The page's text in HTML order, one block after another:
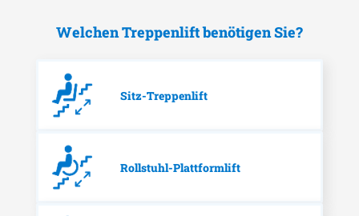
Welchen Treppenlift benötigen Sie?
Sitz-Treppenlift
Rollstuhl-Plattformlift